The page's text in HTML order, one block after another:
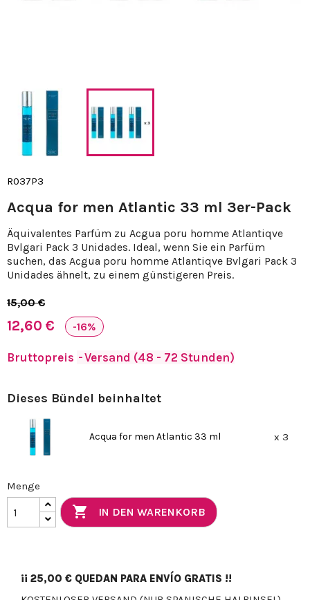
R037P3
Acqua for men Atlantic 33 ml 3er-Pack
Äquivalentes Parfüm zu Acgua poru homme Atlantiqve
Bvlgari Pack 3 Unidades. Ideal, wenn Sie ein Parfüm
suchen, das Acgua poru homme Atlantiqve Bvlgari Pack 3
Unidades ähnelt, zu einem günstigeren Preis.
15,00 €
12,60 € -16%
Bruttopreis Versand (48 - 72 Stunden)
Dieses Bündel beinhaltet
Acqua for men Atlantic 33 ml x 3
Menge
 IN DEN WARENKORB
¡¡ 25,00 € QUEDAN PARA ENVÍO GRATIS !!